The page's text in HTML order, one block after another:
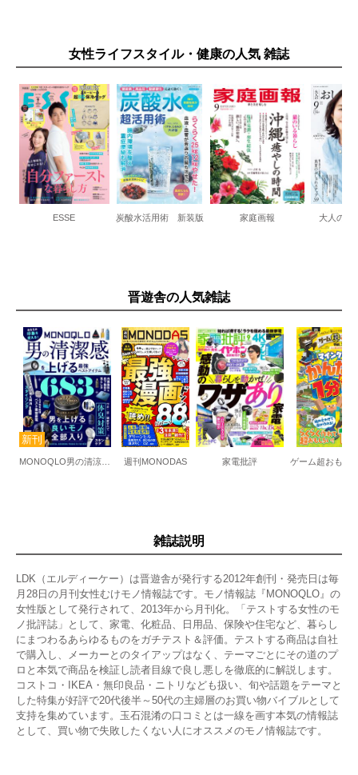
女性ライフスタイル・健康の人気 雑誌
ESSE 炭酸水活用術 新装版 家庭画報 大人のお
晋遊舎の人気雑誌
週刊MONODAS 家電批評
雑誌説明
LDK（エルディーケー）は晋遊舎が発行する2012年創刊・発売日は毎
月28日の月刊女性むけモノ情報誌です。モノ情報誌『MONOQLO』の
女性版として発行されて、2013年から月刊化。「テストする女性のモ
ノ批評誌」として、家電、化粧品、日用品、保険や住宅など、暮らし
にまつわるあらゆるものをガチテスト＆評価。テストする商品は自社
で購入し、メーカーとのタイアップはなく、テーマごとにその道のプ
ロと本気で商品を検証し読者目線で良し悪しを徹底的に解説します。
コストコ・IKEA・無印良品・ニトリなども扱い、旬や話題をテーマと
した特集が好評で20代後半～50代の主婦層のお買い物バイブルとして
支持を集めています。玉石混淆の口コミとは一線を画す本気の情報誌
として、買い物で失敗したくない人にオススメのモノ情報誌です。